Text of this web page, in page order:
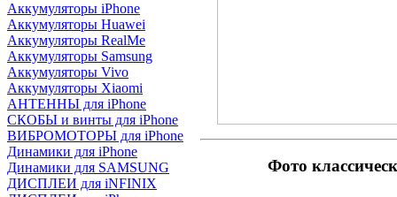
Аккумуляторы iPhone
Аккумуляторы Huawei
Аккумуляторы RealMe
Аккумуляторы Samsung
Аккумуляторы Vivo
Аккумуляторы Xiaomi
АНТЕННЫ для iPhone
СКОБЫ и винты для iPhone
ВИБРОМОТОРЫ для iPhone
Динамики для iPhone
Динамики для SAMSUNG
ДИСПЛЕИ для iNFINIX
Фото